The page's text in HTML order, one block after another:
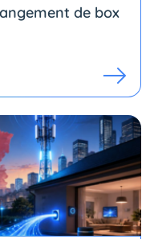
de box